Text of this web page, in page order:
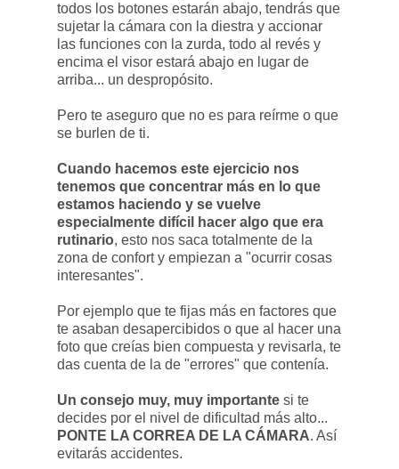
todos los botones estarán abajo, tendrás que
sujetar la cámara con la diestra y accionar
las funciones con la zurda, todo al revés y
encima el visor estará abajo en lugar de
arriba... un despropósito.
Pero te aseguro que no es para reírme o que
se burlen de ti.
Cuando hacemos este ejercicio nos
tenemos que concentrar más en lo que
estamos haciendo y se vuelve
especialmente difícil hacer algo que era
rutinario, esto nos saca totalmente de la
zona de confort y empiezan a "ocurrir cosas
interesantes".
Por ejemplo que te fijas más en factores que
te asaban desapercibidos o que al hacer una
foto que creías bien compuesta y revisarla, te
das cuenta de la de "errores" que contenía.
Un consejo muy, muy importante si te
decides por el nivel de dificultad más alto...
PONTE LA CORREA DE LA CÁMARA. Así
evitarás accidentes.